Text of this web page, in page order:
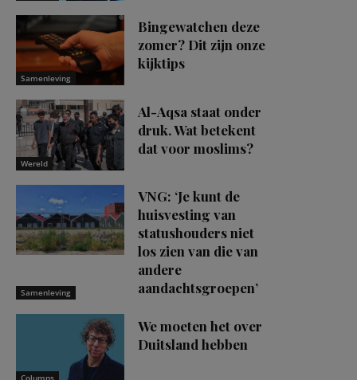
Samenleving
Bingewatchen deze
zomer? Dit zijn onze
kijktips
Wereld
Al-Aqsa staat onder
druk. Wat betekent
dat voor moslims?
Samenleving
VNG: ‘Je kunt de
huisvesting van
statushouders niet
los zien van die van
andere
aandachtsgroepen’
Columns
We moeten het over
Duitsland hebben